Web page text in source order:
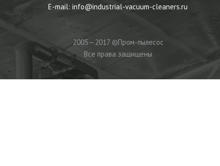
E-mail: info@industrial-vacuum-cleaners.ru
2005—2017 ©Пром-пылесос
Все права защищены